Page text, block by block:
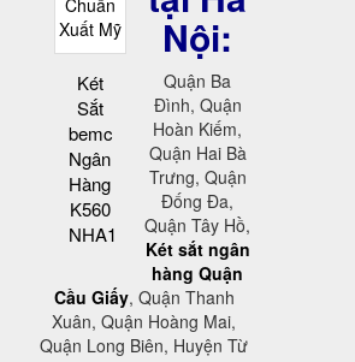
Két
Sắt
bemc
Ngân
Hàng
K560
NHA1
Nội:
Quận Ba
Đình, Quận
Hoàn Kiếm,
Quận Hai Bà
Trưng, Quận
Đống Đa,
Quận Tây Hồ,
Két sắt ngân
hàng Quận
Cầu Giấy, Quận Thanh
Xuân, Quận Hoàng Mai,
Quận Long Biên, Huyện Từ